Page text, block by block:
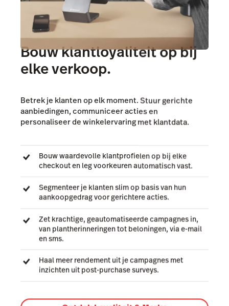
Bouw klantloyaliteit op bij
elke verkoop.
Betrek je klanten op elk moment. Stuur gerichte
aanbiedingen, communiceer acties en
personaliseer de winkelervaring met klantdata.
Bouw waardevolle klantprofielen op bij elke
checkout en leg voorkeuren automatisch vast.
Segmenteer je klanten slim op basis van hun
aankoopgedrag voor gerichtere acties.
Zet krachtige, geautomatiseerde campagnes in,
van plantherinneringen tot beloningen, via e-mail
en sms.
Haal meer rendement uit je campagnes met
inzichten uit post-purchase surveys.